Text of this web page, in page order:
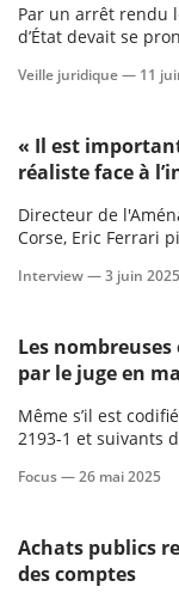
Par un arrêt rendu
d’État devait se
Veille juridique — 11
« Il est
réaliste face à
Directeur de
Corse, Eric Ferrari
de l’intelligence
Interview —3 juin 2025
Les
par le juge en
Même s’il est
2193-1 et suivants
même du sous-
Focus —26 mai 2025
Achats publics
des comptes